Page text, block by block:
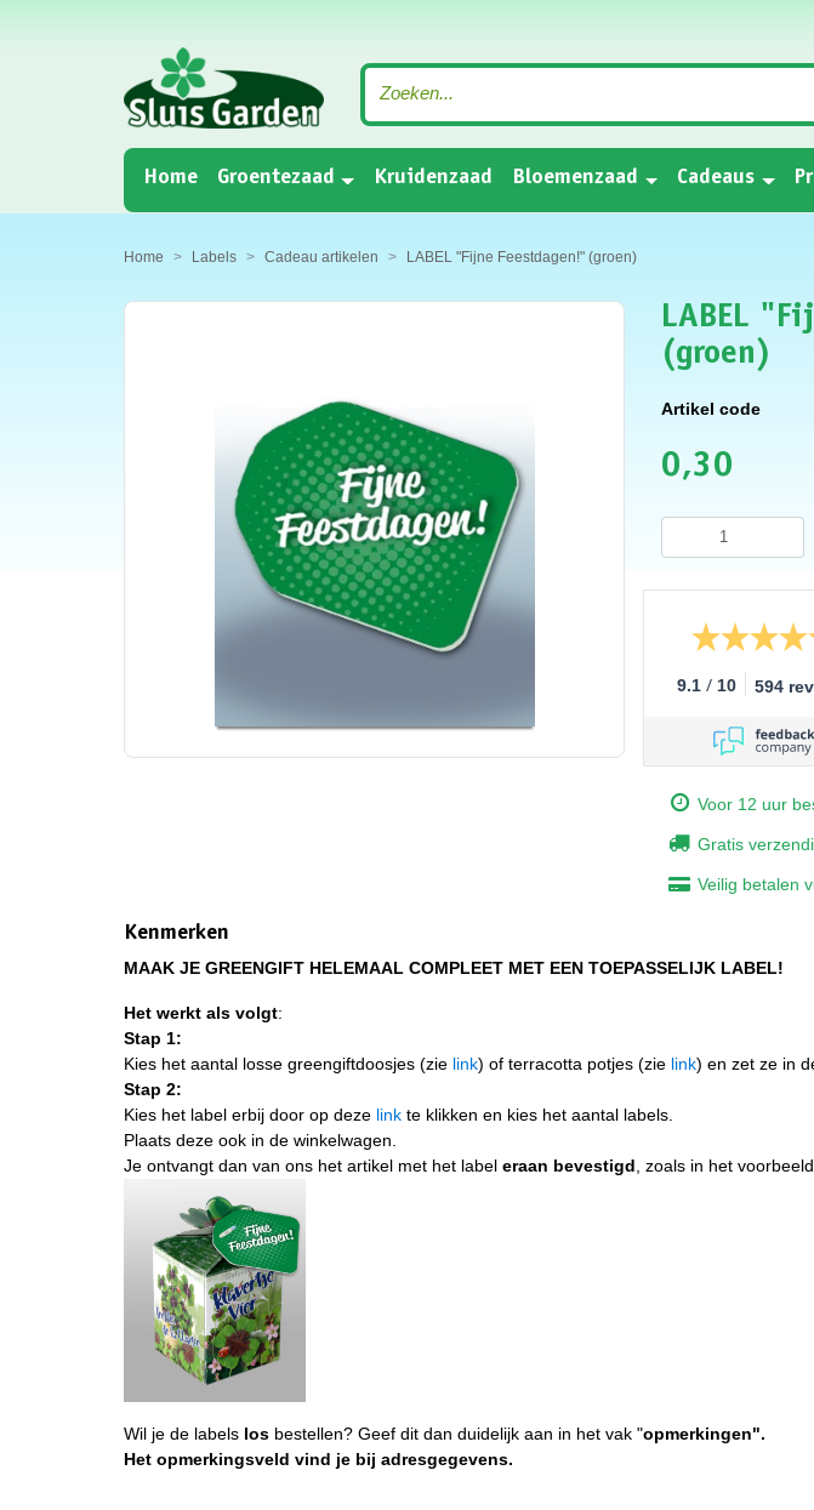
Home(current)
Groentezaad Kruidenzaad Bloemenzaad Cadeaus
Home Labels Cadeau artikelen LABEL "Fijne Feestdagen!" (groen)
LABEL
(groen)
Artikel code
0,30
9.1 / 10 594
Voor 12 uur
Gratis
Veilig betalen
Kenmerken
MAAK JE GREENGIFT HELEMAAL COMPLEET MET EEN TOEPASSELIJK LABEL!
Het werkt als volgt:
Stap 1:
Kies het aantal losse greengiftdoosjes (zie link) of terracotta potjes (zie link) en zet ze in
Stap 2:
Kies het label erbij door op deze link te klikken en kies het aantal labels.
Plaats deze ook in de winkelwagen.
Je ontvangt dan van ons het artikel met het label eraan bevestigd , zoals in het
Wil je de labels los bestellen? Geef dit dan duidelijk aan in het vak "opmerkingen".
Het opmerkingsveld vind je bij adresgegevens.